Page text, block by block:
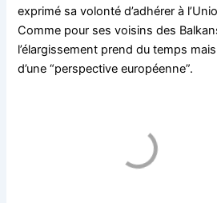
exprimé sa volonté d’adhérer à
Comme pour ses voisins des
l’élargissement prend du temps
d’une “perspective européenne”.